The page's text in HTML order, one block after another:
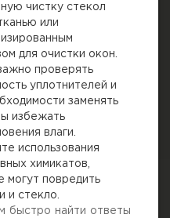
чистку стекол
или
для очистки окон.
проверять
уплотнителей и
заменять
избежать
влаги.
использования
химикатов,
могут повредить
и стекло.
быстро найти ответы